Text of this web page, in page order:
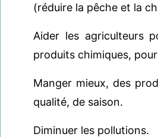
(réduire la pêche et la
Aider les agriculteurs
produits chimiques,
Manger mieux, des
qualité, de saison.
Diminuer les pollutions.